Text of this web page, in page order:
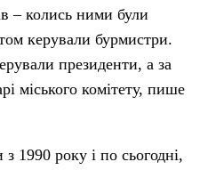
– колись ними були
керували бурмистри.
президенти, а за
міського комітету, пише
1990 року і по сьогодні,